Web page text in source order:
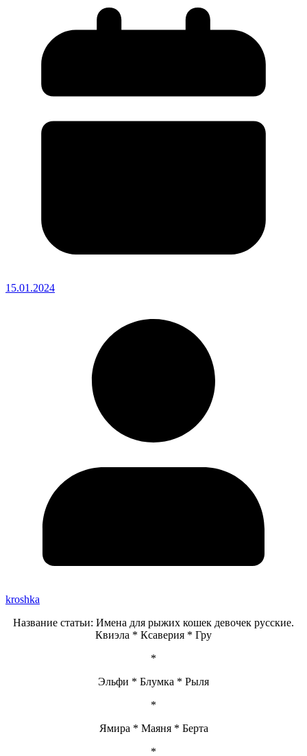
15.01.2024
kroshka
Название статьи: Имена для рыжих кошек девочек русские.
Квиэла * Ксаверия * Гру
*
Эльфи * Блумка * Рыля
*
Ямира * Маяня * Берта
*